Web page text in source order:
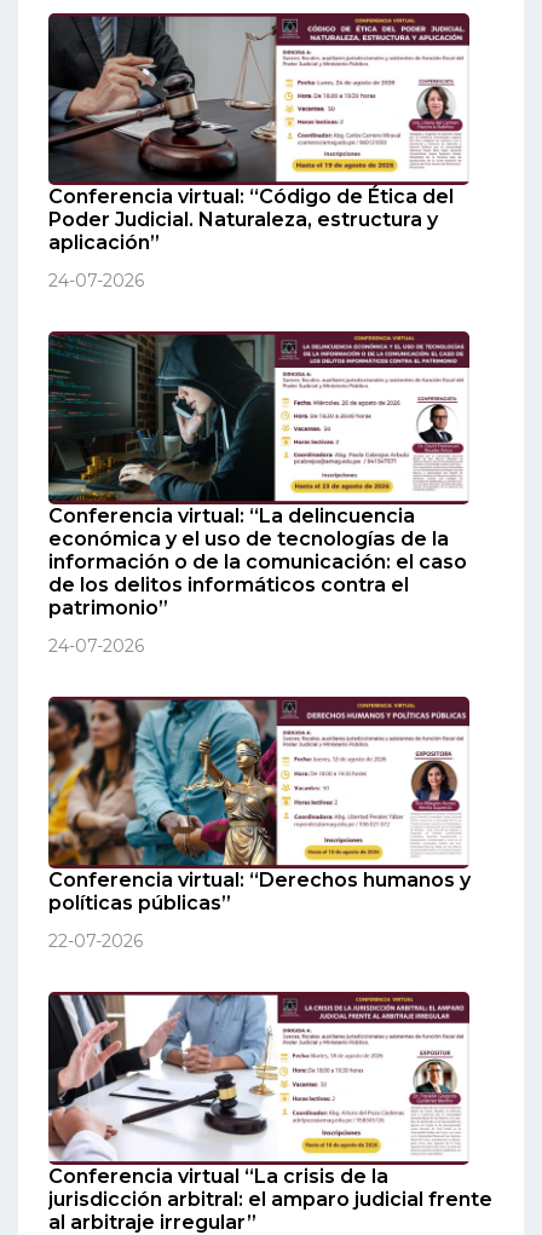
Conferencia virtual: “Código de Ética del
Poder Judicial. Naturaleza, estructura y
aplicación”
24-07-2026
Conferencia virtual: “La delincuencia
económica y el uso de tecnologías de la
información o de la comunicación: el caso
de los delitos informáticos contra el
patrimonio”
24-07-2026
Conferencia virtual: “Derechos humanos y
políticas públicas”
22-07-2026
Conferencia virtual “La crisis de la
jurisdicción arbitral: el amparo judicial frente
al arbitraje irregular”